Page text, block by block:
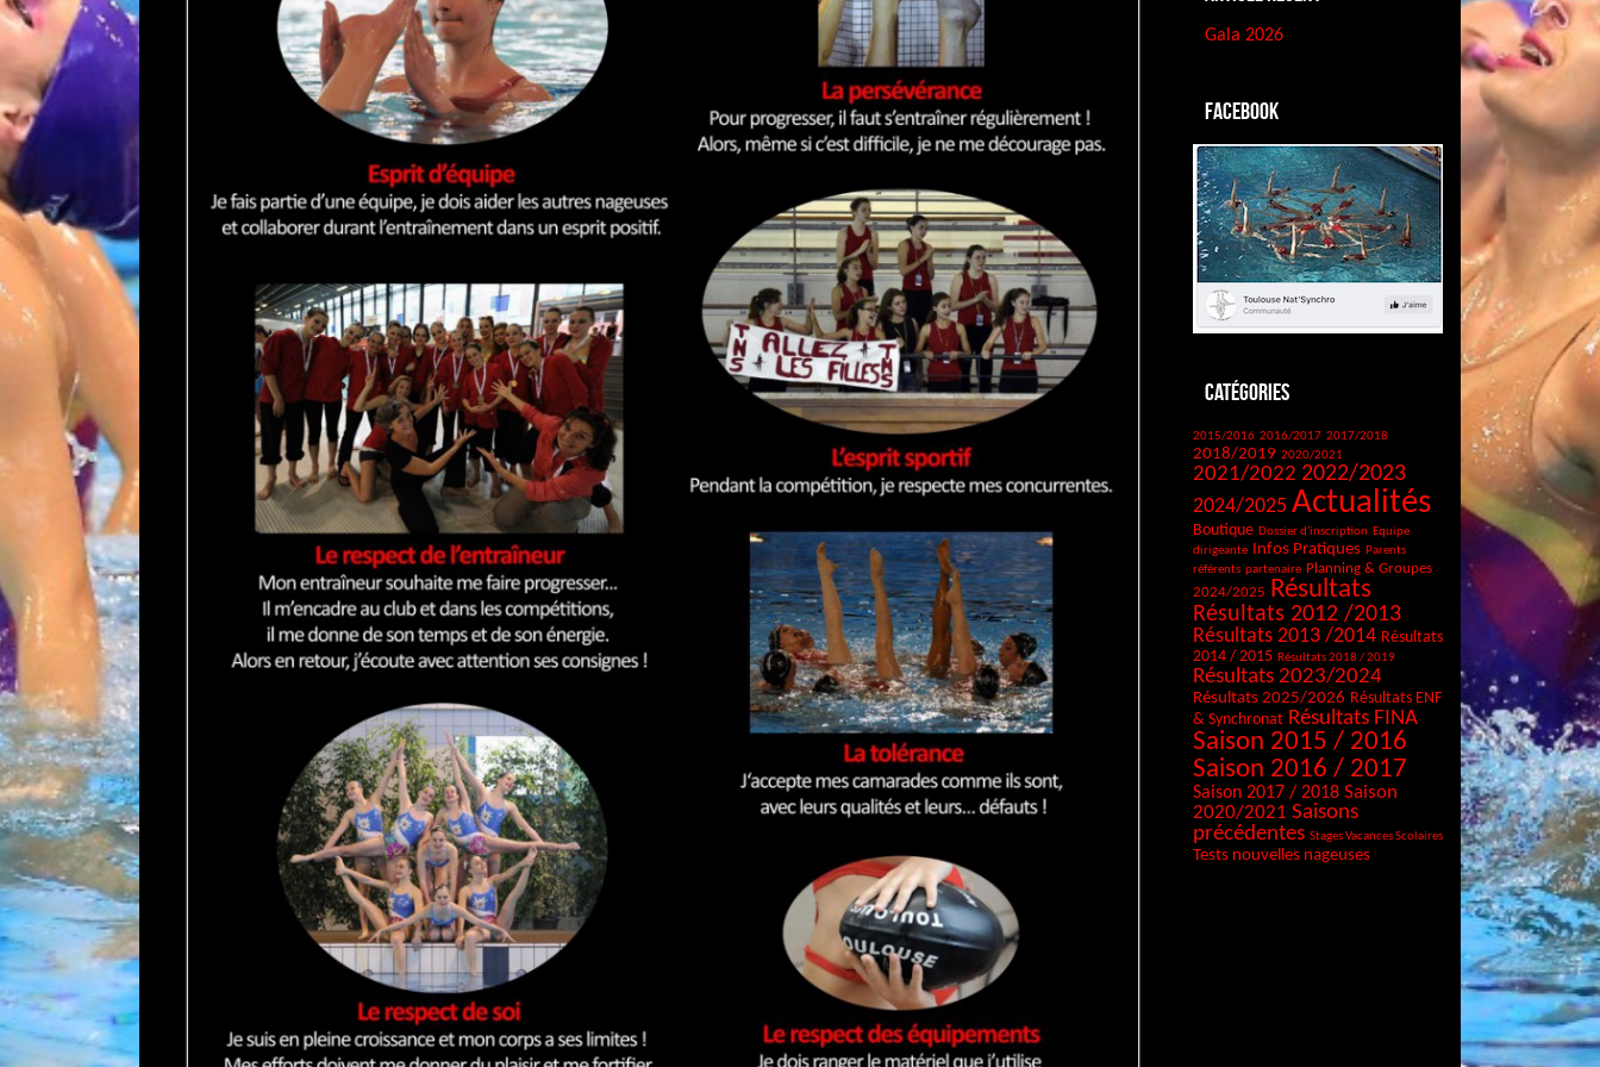
Gala 2026
Facebook
Catégories
2015/2016 2016/2017 2017/2018
2018/2019 2020/2021
2021/2022 2022/2023
2024/2025 Actualités
Boutique Dossier d'inscription Equipe
dirigeante Infos Pratiques Parents
référents partenaire Planning & Groupes
2024/2025 Résultats
Résultats 2012 /2013
Résultats 2013 /2014 Résultats
2014 / 2015 Résultats 2018 / 2019
Résultats 2023/2024
Résultats 2025/2026 Résultats ENF
& Synchronat Résultats FINA
Saison 2015 / 2016
Saison 2016 / 2017
Saison 2017 / 2018 Saison
2020/2021 Saisons
précédentes Stages Vacances Scolaires
Tests nouvelles nageuses